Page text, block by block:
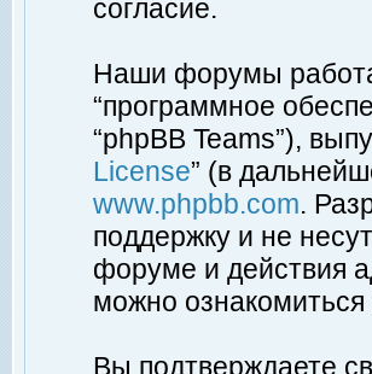
согласие.
Наши форумы
“программное
“phpBB Teams”),
License” (в
www.phpbb.com.
поддержку и не
форуме и действия
можно ознакомиться
Вы подтверждаете